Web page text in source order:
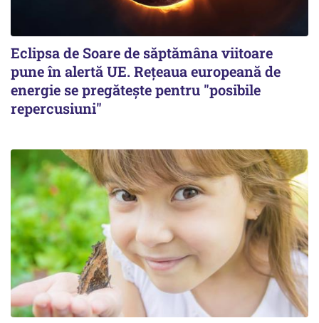
Eclipsa de Soare de săptămâna viitoare
pune în alertă UE. Rețeaua europeană de
energie se pregătește pentru "posibile
repercusiuni"